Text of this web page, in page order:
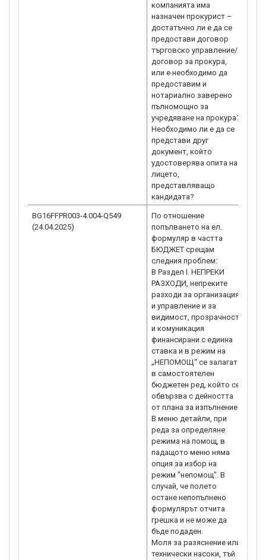
компанията има
назначен прокурист –
достатъчно ли е да се
предостави договор
търговско управление/
договор за прокура,
или е необходимо да
предоставим и
нотариално заверено
пълномощно за
учредяване на прокура?
Необходимо ли е да се
представи друг
документ, който
удостоверява опита на
лицето,
представляващо
BG16FFPR003-4.004-Q549
(24.04.2025)
По отношение
попълването на ел.
формуляр в частта
БЮДЖЕТ срещам
следния проблем:
В Раздел I. НЕПРЕКИ
РАЗХОДИ, непреките
разходи за организация
и управление и за
видимост, прозрачност
и комуникация
финансирани с единна
ставка и в режим на
„НЕПОМОЩ“ се залагат
в самостоятелен
бюджетен ред, който се
обвързва с дейността
от плана за изпълнение.
В меню детайли, при
реда за определяне
режима на помощ, в
падащото меню няма
опция за избор на
режим "непомощ". В
случай, че полето
остане непопълнено
формулярът отчита
грешка и не може да
бъде подаден.
Моля за разяснение или
технически насоки, тъй